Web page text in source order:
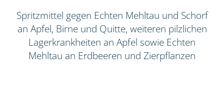
Spritzmittel gegen Echten Mehltau und Schorf
an Apfel, Birne und Quitte, weiteren pilzlichen
Lagerkrankheiten an Apfel sowie Echten
Mehltau an Erdbeeren und Zierpflanzen